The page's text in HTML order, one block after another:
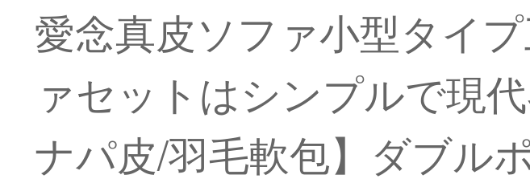
愛念真皮ソファ小型タイ
ァセットはシンプルで現
ナパ皮/羽毛軟包】ダブル